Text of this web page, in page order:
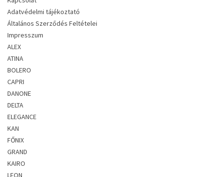
Adatvédelmi tájékoztató
Általános Szerződés Feltételei
Impresszum
ALEX
ATINA
BOLERO
CAPRI
DANONE
DELTA
ELEGANCE
KAN
FŐNIX
GRAND
KAIRO
LEON